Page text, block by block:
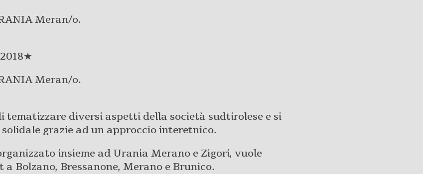
Meran/o.
Meran/o.
diversi aspetti della società sudtirolese e si
grazie ad un approccio interetnico.
insieme ad Urania Merano e Zigori, vuole
Bolzano, Bressanone, Merano e Brunico.